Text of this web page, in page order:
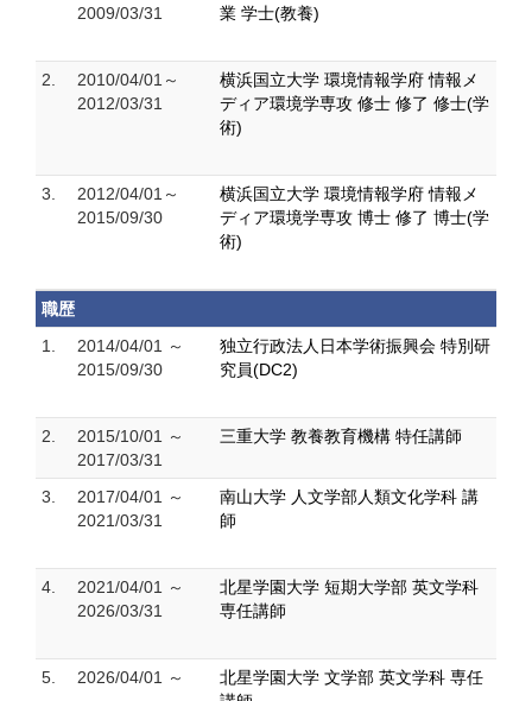
2009/03/31
業 学士(教養)
2.
2010/04/01～
2012/03/31
横浜国立大学 環境情報学府 情報メ
ディア環境学専攻 修士 修了 修士(学
術)
3.
2012/04/01～
2015/09/30
横浜国立大学 環境情報学府 情報メ
ディア環境学専攻 博士 修了 博士(学
術)
職歴
1.
2014/04/01 ～
2015/09/30
独立行政法人日本学術振興会 特別研
究員(DC2)
2.
2015/10/01 ～
2017/03/31
三重大学 教養教育機構 特任講師
3.
2017/04/01 ～
2021/03/31
南山大学 人文学部人類文化学科 講
師
4.
2021/04/01 ～
2026/03/31
北星学園大学 短期大学部 英文学科
専任講師
5. 2026/04/01 ～
北星学園大学 文学部 英文学科 専任